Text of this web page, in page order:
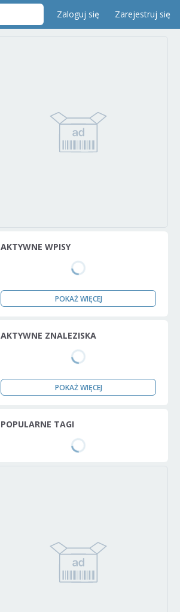
Zaloguj się Zarejestruj się
AKTYWNE WPISY
POKAŻ WIĘCEJ
AKTYWNE ZNALEZISKA
POKAŻ WIĘCEJ
POPULARNE TAGI